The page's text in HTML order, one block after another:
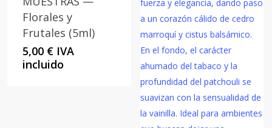
Florales y
Frutales (5ml)
5,00 € IVA
incluido